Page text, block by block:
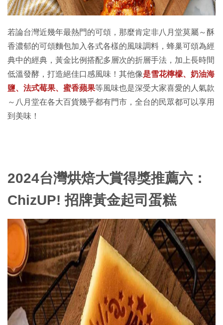
若論台灣近幾年最熱門的可頌，那麼肯定非八月堂莫屬～酥
香濃郁的可頌麵包加入各式各樣的風味調料，蜂巢可頌為經
典中的經典，黃金比例搭配多層次的折層手法，加上長時間
低溫發酵，打造絕佳口感風味！其他像是雪花檸檬、奶油海
鹽、法式莓果、蜜香蘋果等風味也是深受大家喜愛的人氣款
～八月堂在各大百貨幾乎都有門市，全台的民眾都可以享用
到美味！
2024台灣烘焙大賞得獎推薦六：
ChizUP! 招牌黃金起司蛋糕